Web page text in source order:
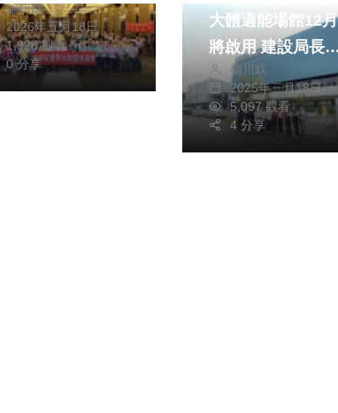
編輯部
2026年五月18日
1,928 觀看
0 分享
大體適能場館12月
將啟用 建設局長陳
大田視察太平運
心
楊川欽
2025年三月18日
5,097 觀看
4 分享